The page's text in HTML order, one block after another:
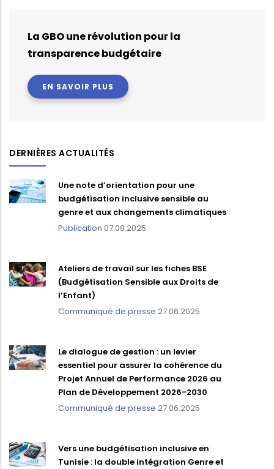
La GBO une révolution pour la
transparence budgétaire
EN SAVOIR PLUS
DERNIÈRES ACTUALITÉS
Une note d’orientation pour une
budgétisation inclusive sensible au
genre et aux changements climatiques
Publication 07.08.2025
Ateliers de travail sur les fiches BSE
(Budgétisation Sensible aux Droits de
l’Enfant)
Communiqué de presse 27.06.2025
Le dialogue de gestion : un levier
essentiel pour assurer la cohérence du
Projet Annuel de Performance 2026 au
Plan de Développement 2026-2030
Communiqué de presse 27.06.2025
Vers une budgétisation inclusive en
Tunisie : la double intégration Genre et